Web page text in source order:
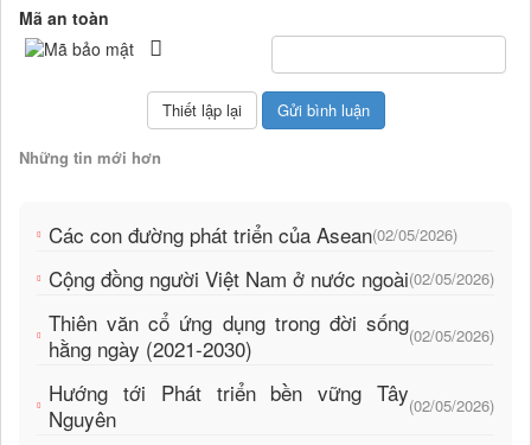
Mã an toàn
Những tin mới hơn
Các con đường phát triển của Asean(02/05/2026)
Cộng đồng người Việt Nam ở nước ngoài(02/05/2026)
Thiên văn cổ ứng dụng trong đời sống
hằng ngày (2021-2030)
(02/05/2026)
Hướng tới Phát triển bền vững Tây
Nguyên
(02/05/2026)